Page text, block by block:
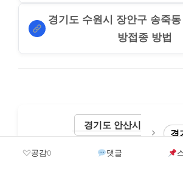
경기도 수원시 장안구 송죽동
방접종 방법
경기도 안산시
감 무료 예방접종
경
원구
공감0 댓글